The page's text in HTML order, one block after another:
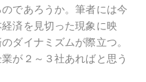
であろうか。筆者には今
済を見切った現象に映
ダイナミズムが際立つ。
が２～３社あればと思う